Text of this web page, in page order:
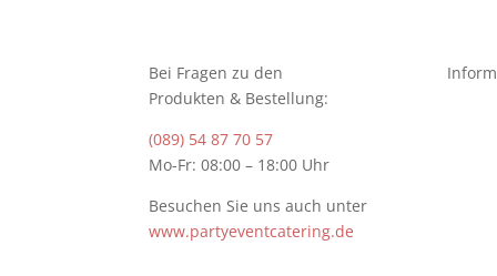
Bei Fragen zu den
Produkten & Bestellung:
(089) 54 87 70 57
Mo-Fr: 08:00 – 18:00 Uhr
Besuchen Sie uns auch unter
www.partyeventcatering.de